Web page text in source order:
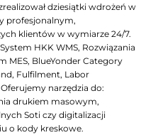
dziesiątki wdrożeń w
profesjonalnym,
klientów w wymiarze 24/7.
HKK WMS, Rozwiązania
MES, BlueYonder Category
Fulfilment, Labor
narzędzia do:
drukiem masowym,
Soti czy digitalizacji
o kody kreskowe.